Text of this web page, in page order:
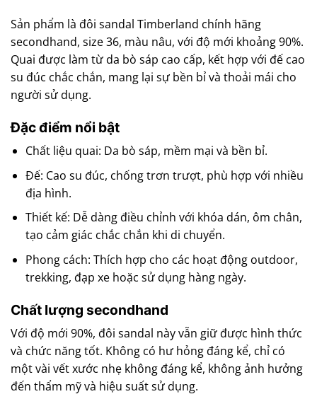
Sản phẩm là đôi sandal Timberland chính hãng
secondhand, size 36, màu nâu, với độ mới khoảng 90%.
Quai được làm từ da bò sáp cao cấp, kết hợp với đế cao
su đúc chắc chắn, mang lại sự bền bỉ và thoải mái cho
người sử dụng.
Đặc điểm nổi bật
Chất liệu quai: Da bò sáp, mềm mại và bền bỉ.
Đế: Cao su đúc, chống trơn trượt, phù hợp với nhiều
địa hình.
Thiết kế: Dễ dàng điều chỉnh với khóa dán, ôm chân,
tạo cảm giác chắc chắn khi di chuyển.
Phong cách: Thích hợp cho các hoạt động outdoor,
trekking, đạp xe hoặc sử dụng hàng ngày.
Chất lượng secondhand
Với độ mới 90%, đôi sandal này vẫn giữ được hình thức
và chức năng tốt. Không có hư hỏng đáng kể, chỉ có
một vài vết xước nhẹ không đáng kể, không ảnh hưởng
đến thẩm mỹ và hiệu suất sử dụng.